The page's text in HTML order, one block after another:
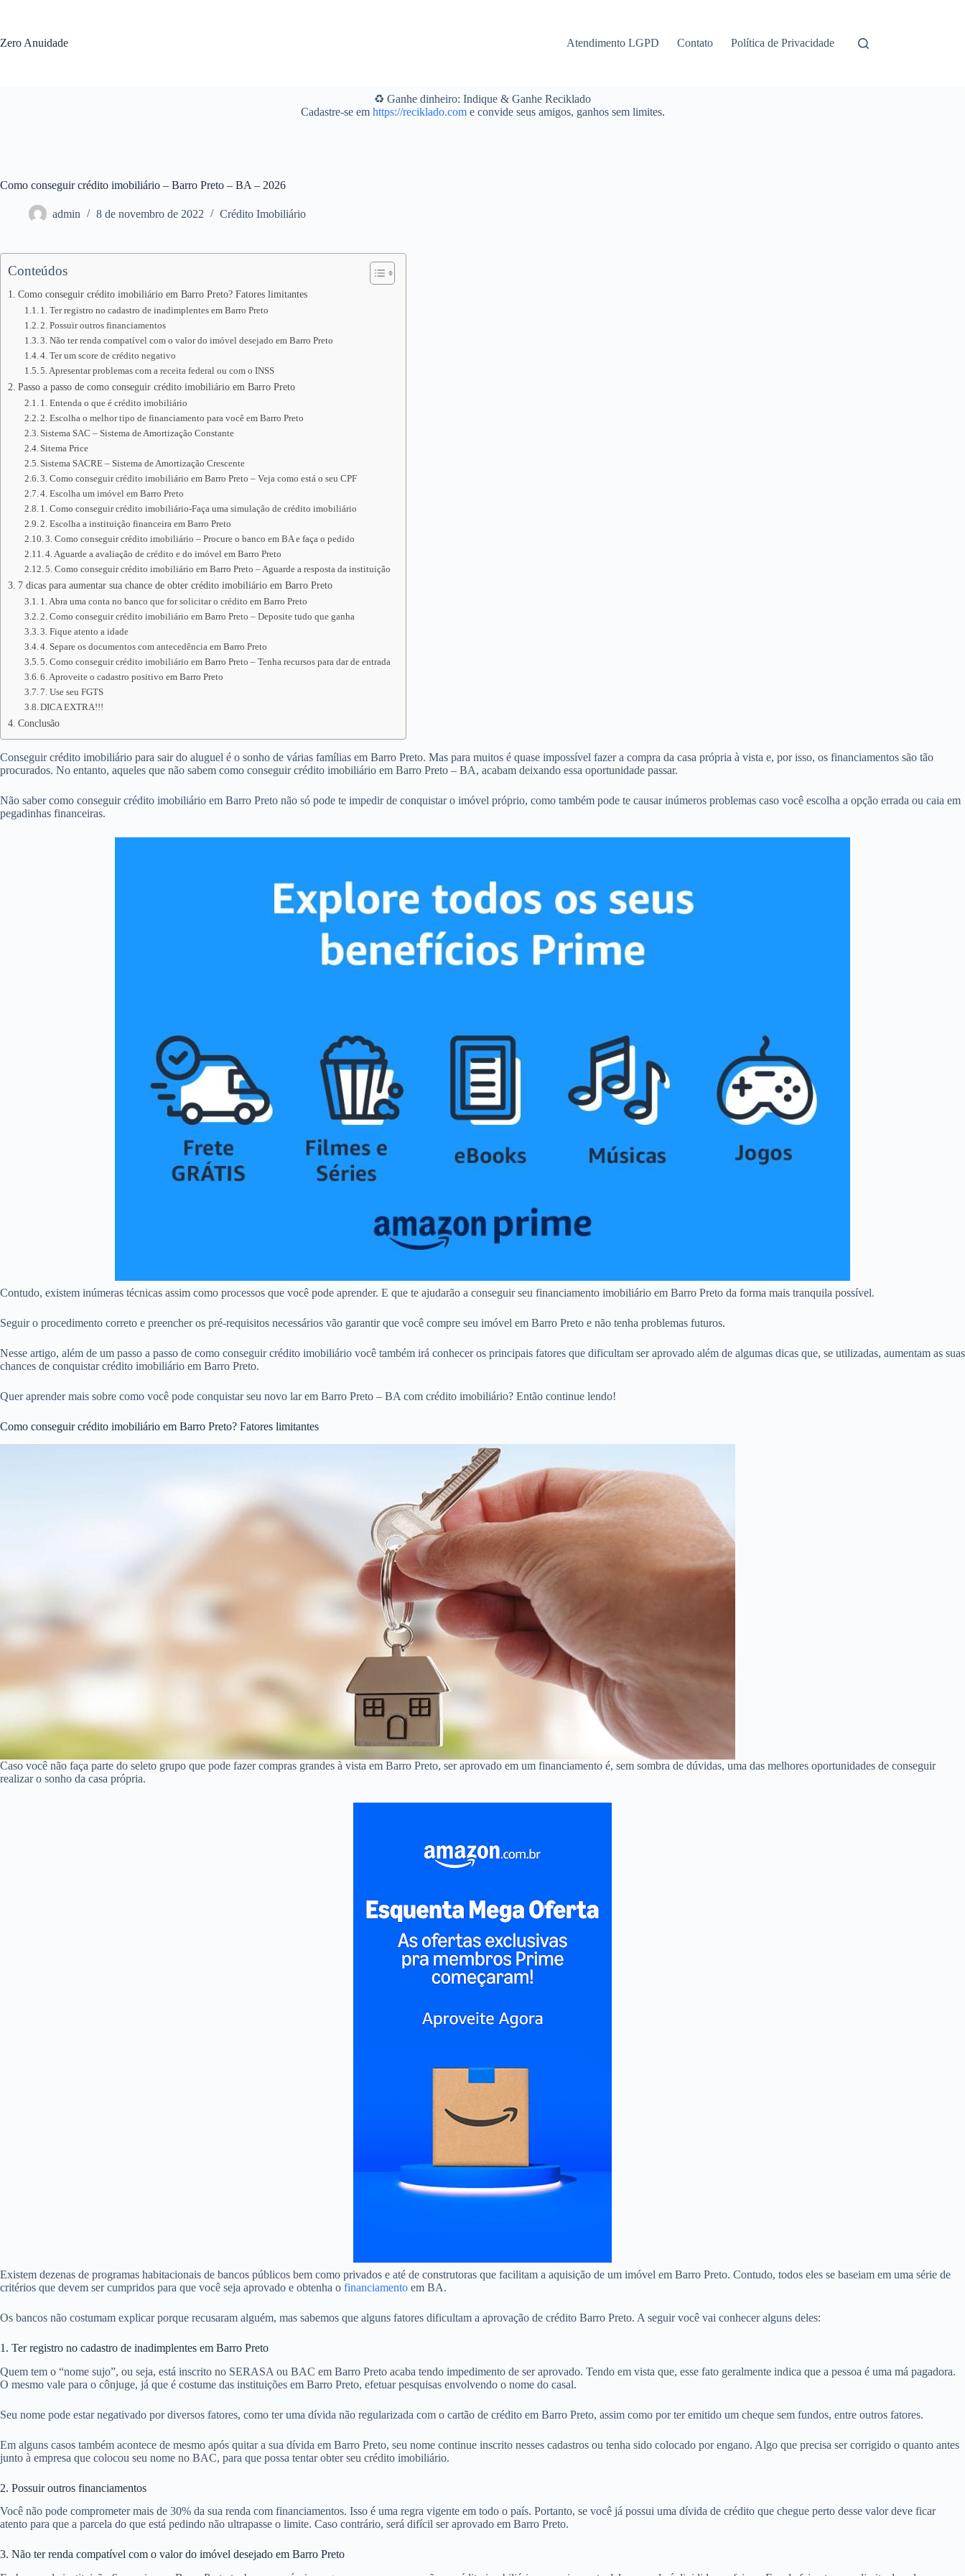
conteúdo
Zero Anuidade Atendimento LGPD Contato Política de Privacidade
♻️ Ganhe dinheiro: Indique & Ganhe Reciklado
Cadastre-se em https://reciklado.come convide seus amigos, ganhos sem limites.
Como conseguir crédito imobiliário – Barro Preto – BA – 2026
admin 8 de novembro de 2022 Crédito Imobiliário
Conteúdos
Como conseguir crédito imobiliário em Barro Preto? Fatores limitantes
1. Ter registro no cadastro de inadimplentes em Barro Preto
2. Possuir outros financiamentos
3. Não ter renda compatível com o valor do imóvel desejado em Barro Preto
4. Ter um score de crédito negativo
5. Apresentar problemas com a receita federal ou com o INSS
Passo a passo de como conseguir crédito imobiliário em Barro Preto
1. Entenda o que é crédito imobiliário
2. Escolha o melhor tipo de financiamento para você em Barro Preto
Sistema SAC – Sistema de Amortização Constante
Sitema Price
Sistema SACRE – Sistema de Amortização Crescente
3. Como conseguir crédito imobiliário em Barro Preto – Veja como está o seu CPF
4. Escolha um imóvel em Barro Preto
1. Como conseguir crédito imobiliário-Faça uma simulação de crédito imobiliário
2. Escolha a instituição financeira em Barro Preto
3. Como conseguir crédito imobiliário – Procure o banco em BA e faça o pedido
4. Aguarde a avaliação de crédito e do imóvel em Barro Preto
5. Como conseguir crédito imobiliário em Barro Preto – Aguarde a resposta da instituição
7 dicas para aumentar sua chance de obter crédito imobiliário em Barro Preto
1. Abra uma conta no banco que for solicitar o crédito em Barro Preto
2. Como conseguir crédito imobiliário em Barro Preto – Deposite tudo que ganha
3. Fique atento a idade
4. Separe os documentos com antecedência em Barro Preto
5. Como conseguir crédito imobiliário em Barro Preto – Tenha recursos para dar de entrada
6. Aproveite o cadastro positivo em Barro Preto
7. Use seu FGTS
DICA EXTRA!!!
Conclusão
Conseguir crédito imobiliário para sair do aluguel é o sonho de várias famílias em Barro Preto. Mas para muitos é quase impossível fazer a compra da casa própria à vista e, por isso, os financiamentos são tão
procurados. No entanto, aqueles que não sabem como conseguir crédito imobiliário em Barro Preto – BA, acabam deixando essa oportunidade passar.
Não saber como conseguir crédito imobiliário em Barro Preto não só pode te impedir de conquistar o imóvel próprio, como também pode te causar inúmeros problemas caso você escolha a opção errada ou caia em
pegadinhas financeiras.
Contudo, existem inúmeras técnicas assim como processos que você pode aprender. E que te ajudarão a conseguir seu financiamento imobiliário em Barro Preto da forma mais tranquila possível.
Seguir o procedimento correto e preencher os pré-requisitos necessários vão garantir que você compre seu imóvel em Barro Preto e não tenha problemas futuros.
Nesse artigo, além de um passo a passo de como conseguir crédito imobiliário você também irá conhecer os principais fatores que dificultam ser aprovado além de algumas dicas que, se utilizadas, aumentam as suas
chances de conquistar crédito imobiliário em Barro Preto.
Quer aprender mais sobre como você pode conquistar seu novo lar em Barro Preto – BA com crédito imobiliário? Então continue lendo!
Como conseguir crédito imobiliário em Barro Preto? Fatores limitantes
Caso você não faça parte do seleto grupo que pode fazer compras grandes à vista em Barro Preto, ser aprovado em um financiamento é, sem sombra de dúvidas, uma das melhores oportunidades de conseguir
realizar o sonho da casa própria.
Existem dezenas de programas habitacionais de bancos públicos bem como privados e até de construtoras que facilitam a aquisição de um imóvel em Barro Preto. Contudo, todos eles se baseiam em uma série de
critérios que devem ser cumpridos para que você seja aprovado e obtenha o financiamento em BA.
Os bancos não costumam explicar porque recusaram alguém, mas sabemos que alguns fatores dificultam a aprovação de crédito Barro Preto. A seguir você vai conhecer alguns deles:
1. Ter registro no cadastro de inadimplentes em Barro Preto
Quem tem o “nome sujo”, ou seja, está inscrito no SERASA ou BAC em Barro Preto acaba tendo impedimento de ser aprovado. Tendo em vista que, esse fato geralmente indica que a pessoa é uma má pagadora.
O mesmo vale para o cônjuge, já que é costume das instituições em Barro Preto, efetuar pesquisas envolvendo o nome do casal.
Seu nome pode estar negativado por diversos fatores, como ter uma dívida não regularizada com o cartão de crédito em Barro Preto, assim como por ter emitido um cheque sem fundos, entre outros fatores.
Em alguns casos também acontece de mesmo após quitar a sua dívida em Barro Preto, seu nome continue inscrito nesses cadastros ou tenha sido colocado por engano. Algo que precisa ser corrigido o quanto antes
junto à empresa que colocou seu nome no BAC, para que possa tentar obter seu crédito imobiliário.
2. Possuir outros financiamentos
Você não pode comprometer mais de 30% da sua renda com financiamentos. Isso é uma regra vigente em todo o país. Portanto, se você já possui uma dívida de crédito que chegue perto desse valor deve ficar
atento para que a parcela do que está pedindo não ultrapasse o limite. Caso contrário, será difícil ser aprovado em Barro Preto.
3. Não ter renda compatível com o valor do imóvel desejado em Barro Preto